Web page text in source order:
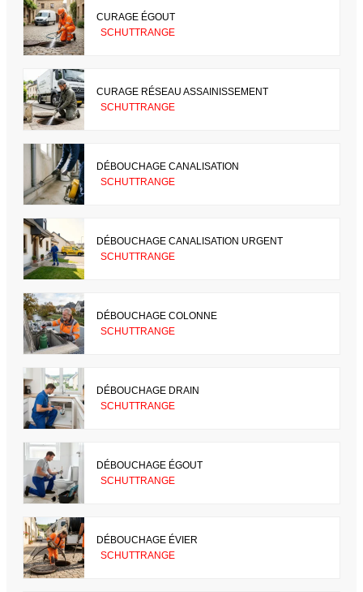
CURAGE ÉGOUT
SCHUTTRANGE
CURAGE RÉSEAU ASSAINISSEMENT
SCHUTTRANGE
DÉBOUCHAGE CANALISATION
SCHUTTRANGE
DÉBOUCHAGE CANALISATION URGENT
SCHUTTRANGE
DÉBOUCHAGE COLONNE
SCHUTTRANGE
DÉBOUCHAGE DRAIN
SCHUTTRANGE
DÉBOUCHAGE ÉGOUT
SCHUTTRANGE
DÉBOUCHAGE ÉVIER
SCHUTTRANGE